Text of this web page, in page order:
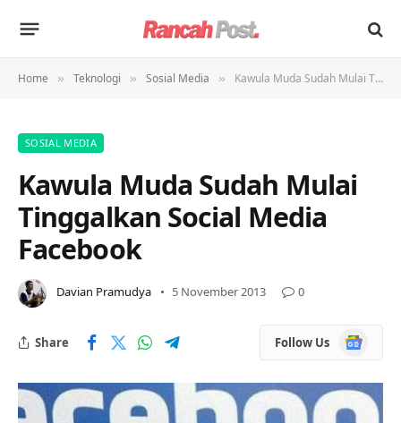
Home » Teknologi » Sosial Media » Kawula Muda Sudah Mulai Tinggalkan Social Media Facebook
SOSIAL MEDIA
Kawula Muda Sudah Mulai
Tinggalkan Social Media
Facebook
Davian Pramudya 5 November 2013 0
Share Follow Us
Google
News